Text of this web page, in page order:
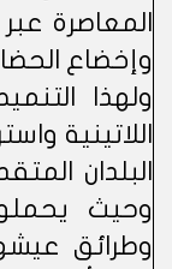
المعاصرة
وإخضاع
ولهذا
اللاتينية
البلدان
وحيث
وطرائق